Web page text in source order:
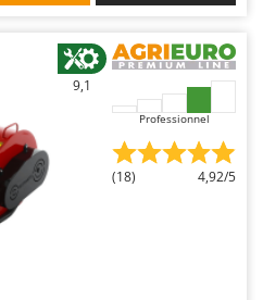
9,1
Professionnel
(18) 4,92/5